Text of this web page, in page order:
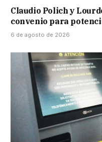
Claudio Polich y
convenio para
6 de agosto de 2026